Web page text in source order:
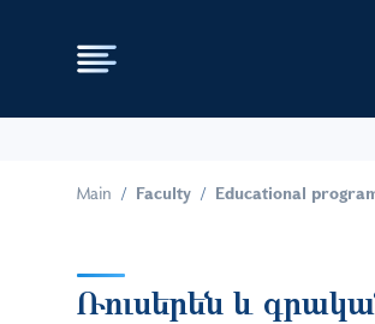
Main Faculty Educational
Ռուսերեն և